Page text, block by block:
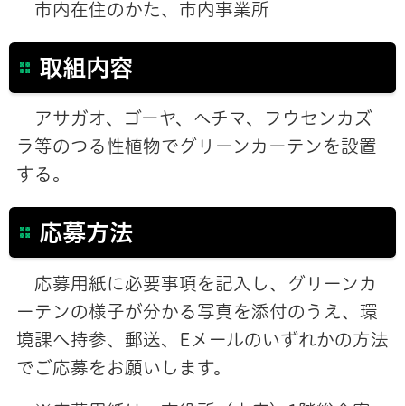
市内在住のかた、市内事業所
取組内容
アサガオ、ゴーヤ、ヘチマ、フウセンカズ
ラ等のつる性植物でグリーンカーテンを設置
する。
応募方法
応募用紙に必要事項を記入し、グリーンカ
ーテンの様子が分かる写真を添付のうえ、環
境課へ持参、郵送、Eメールのいずれかの方法
でご応募をお願いします。